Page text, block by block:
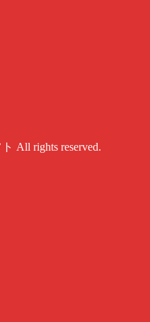
All rights reserved.